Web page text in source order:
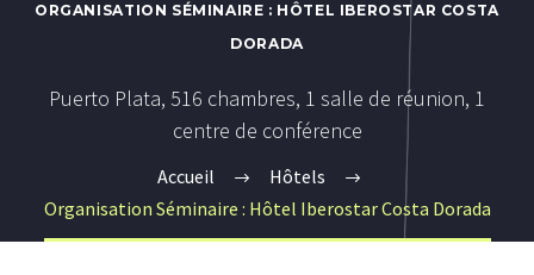
ORGANISATION SÉMINAIRE : HÔTEL IBEROSTAR COSTA
DORADA
Puerto Plata, 516 chambres, 1 salle de réunion, 1
centre de conférence
Accueil
Hôtels
Organisation Séminaire : Hôtel Iberostar Costa Dorada